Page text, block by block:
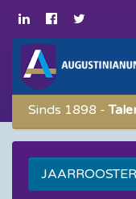
Sinds 1898 -
JAARROOSTER